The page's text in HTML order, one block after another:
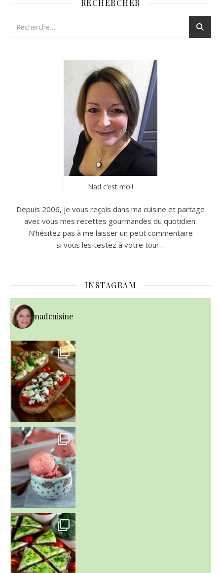
RECHERCHER
Nad c’est moi!
Depuis 2006, je vous reçois dans ma cuisine et partage
avec vous mes recettes gourmandes du quotidien.
N’hésitez pas à me laisser un petit commentaire
si vous les testez à votre tour…
INSTAGRAM
nadcuisine
~ NICE CREAM À LA FRAISE ~
Presque un mois que